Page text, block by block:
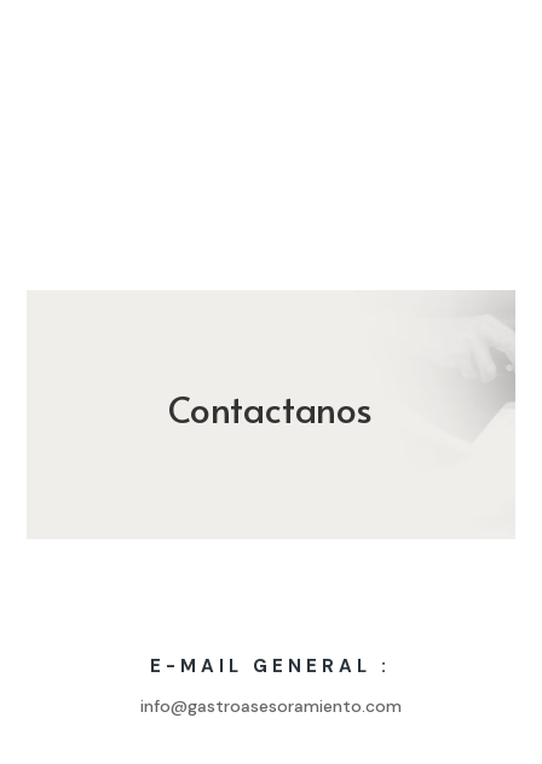
Contactanos
E-MAIL GENERAL :
info@gastroasesoramiento.com